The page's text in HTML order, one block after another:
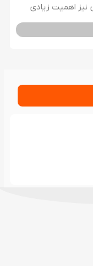
اهمیت زیادی